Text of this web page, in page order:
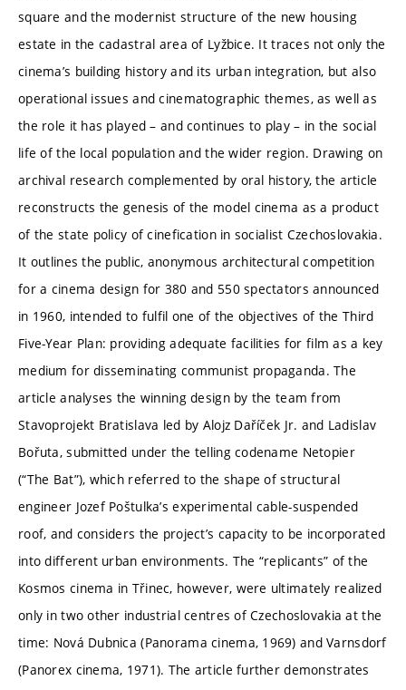
square and the modernist structure of the new housing
estate in the cadastral area of Lyžbice. It traces not only the
cinema’s building history and its urban integration, but also
operational issues and cinematographic themes, as well as
the role it has played – and continues to play – in the social
life of the local population and the wider region. Drawing on
archival research complemented by oral history, the article
reconstructs the genesis of the model cinema as a product
of the state policy of cinefication in socialist Czechoslovakia.
It outlines the public, anonymous architectural competition
for a cinema design for 380 and 550 spectators announced
in 1960, intended to fulfil one of the objectives of the Third
Five-Year Plan: providing adequate facilities for film as a key
medium for disseminating communist propaganda. The
article analyses the winning design by the team from
Stavoprojekt Bratislava led by Alojz Daříček Jr. and Ladislav
Bořuta, submitted under the telling codename Netopier
(“The Bat”), which referred to the shape of structural
engineer Jozef Poštulka’s experimental cable-suspended
roof, and considers the project’s capacity to be incorporated
into different urban environments. The “replicants” of the
Kosmos cinema in Třinec, however, were ultimately realized
only in two other industrial centres of Czechoslovakia at the
time: Nová Dubnica (Panorama cinema, 1969) and Varnsdorf
(Panorex cinema, 1971). The article further demonstrates